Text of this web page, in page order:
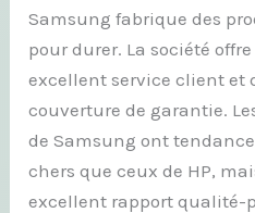
Samsung fabrique des
pour durer. La société
excellent service client et
couverture de garantie.
de Samsung ont
chers que ceux de HP,
excellent rapport qualité-